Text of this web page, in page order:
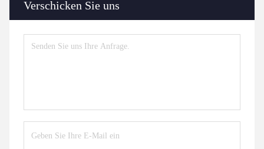
Verschicken Sie uns